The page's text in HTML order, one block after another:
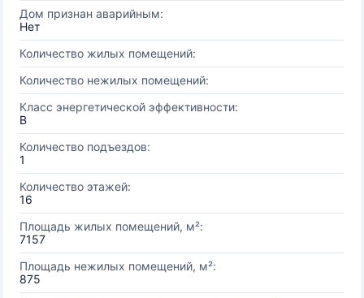
Дом признан аварийным:
Нет
Количество жилых помещений:
Количество нежилых помещений:
Класс энергетической эффективности:
B
Количество подъездов:
1
Количество этажей:
16
Площадь жилых помещений, м²:
7157
Площадь нежилых помещений, м²:
875